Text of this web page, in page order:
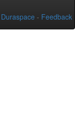
Duraspace - Feedback